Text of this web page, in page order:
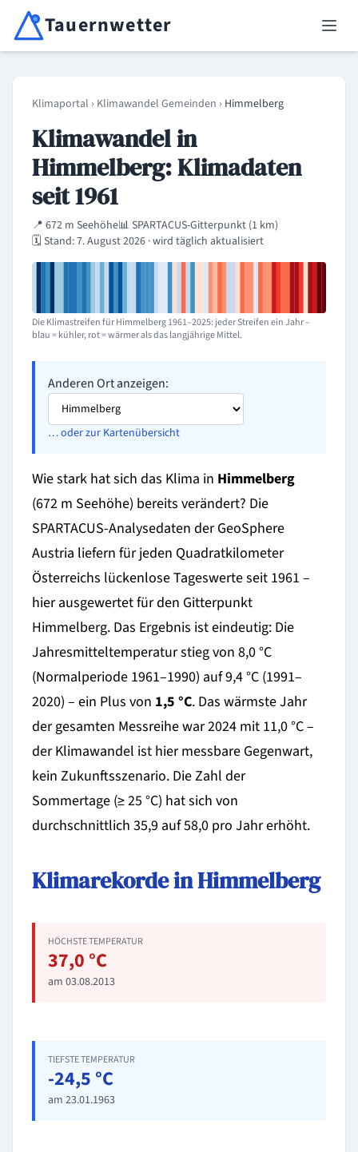
Tauernwetter
Unabhängiger Wetterdienst für Kärnten, Osttirol & Alpenregion
Klimaportal › Klimawandel Gemeinden › Himmelberg
Klimawandel in
Himmelberg: Klimadaten
seit 1961
📍 672 m Seehöhe📊 SPARTACUS-Gitterpunkt (1 km)
🗓️ Stand: 7. August 2026 · wird täglich aktualisiert
Die Klimastreifen für Himmelberg 1961–2025: jeder Streifen ein Jahr –
blau = kühler, rot = wärmer als das langjährige Mittel.
Anderen Ort anzeigen:
… oder zur Kartenübersicht
Wie stark hat sich das Klima in Himmelberg
(672 m Seehöhe) bereits verändert? Die
SPARTACUS-Analysedaten der GeoSphere
Austria liefern für jeden Quadratkilometer
Österreichs lückenlose Tageswerte seit 1961 –
hier ausgewertet für den Gitterpunkt
Himmelberg. Das Ergebnis ist eindeutig: Die
Jahresmitteltemperatur stieg von 8,0 °C
(Normalperiode 1961–1990) auf 9,4 °C (1991–
2020) – ein Plus von 1,5 °C. Das wärmste Jahr
der gesamten Messreihe war 2024 mit 11,0 °C –
der Klimawandel ist hier messbare Gegenwart,
kein Zukunftsszenario. Die Zahl der
Sommertage (≥ 25 °C) hat sich von
durchschnittlich 35,9 auf 58,0 pro Jahr erhöht.
Klimarekorde in Himmelberg
HÖCHSTE TEMPERATUR
37,0 °C
am 03.08.2013
TIEFSTE TEMPERATUR
-24,5 °C
am 23.01.1963